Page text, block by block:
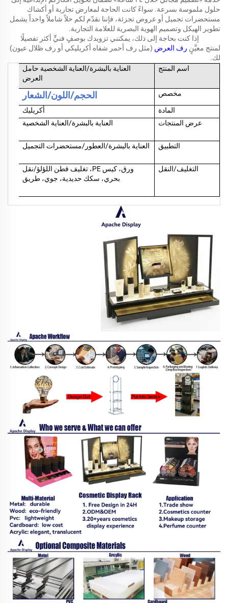
حلول ملموسة بسرعة. سواءً كانت الحاجة لمعارض تجارية أو أكشاك
مستحضرات تجميل أو عروض تجزئة، فإننا نقدّم لكم حلاً شاملاً واحداً يشمل
تطوير الهيكل وتصميم الهوية البصرية للعلامة التجارية.
إذا كنت بحاجة إلى ذلك، يمكنني تزويدك بوصفٍ فنيٍّ أكثر تفصيلًا
لمنتج معيَّنٍ رف العرض (مثل رف أحمر شفاه أكريليكي أو رف ظلال عيون)
لك.
اسم المنتج
العناية بالبشرة/العناية الشخصية حامل
العرض
مخصص
الحجم/اللون/الشعار
المادة
أكريليك
عرض المنتجات
العناية بالبشرة/العناية الشخصية
التطبيق العناية بالبشرة/العطور/مستحضرات التجميل
التغليف/النقل
ورق، كيس PE، تغليف قطن اللؤلؤ/نقل
بحري، سكك حديدية، جوي، طريق